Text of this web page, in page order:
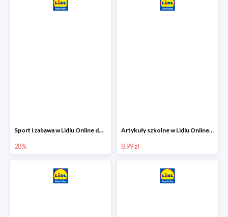
Sport i zabawa w Lidlu Online do -28%
28%
Artykuły szkolne w Lidlu Online od 8,99 zł
8.99 zł